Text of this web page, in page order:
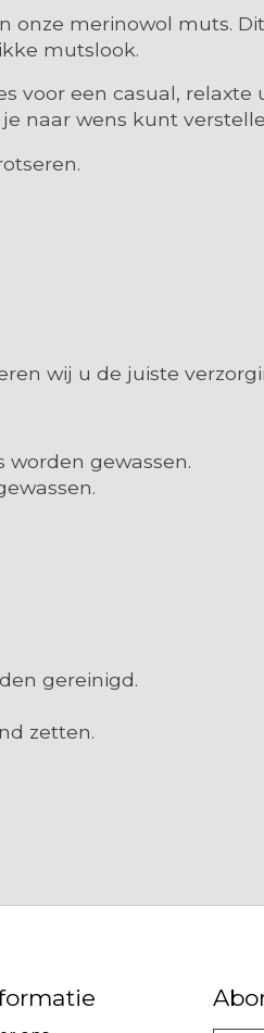
merinowol muts.
mutslook.
voor een casual,
naar wens kunt
wij u de juiste
worden gewassen.
gereinigd.
zetten.